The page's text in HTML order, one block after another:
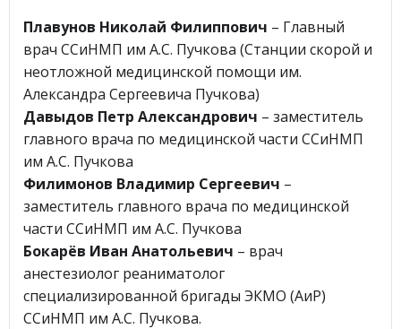
Плавунов Николай Филиппович – Главный
врач ССиНМП им А.С. Пучкова (Станции скорой и
неотложной медицинской помощи им.
Александра Сергеевича Пучкова)
Давыдов Петр Александрович – заместитель
главного врача по медицинской части ССиНМП
им А.С. Пучкова
Филимонов Владимир Сергеевич –
заместитель главного врача по медицинской
части ССиНМП им А.С. Пучкова
Бокарёв Иван Анатольевич – врач
анестезиолог реаниматолог
специализированной бригады ЭКМО (АиР)
ССиНМП им А.С. Пучкова.